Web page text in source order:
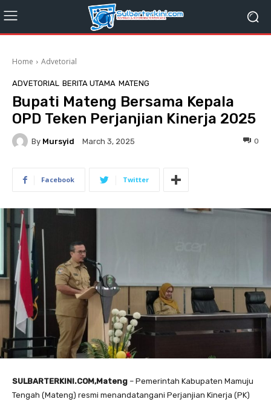
Home Advetorial
ADVETORIAL BERITA UTAMA MATENG
Bupati Mateng Bersama Kepala
OPD Teken Perjanjian Kinerja 2025
By Mursyid March 3, 2025 0
Facebook Twitter
SULBARTERKINI.COM,Mateng – Pemerintah Kabupaten Mamuju
Tengah (Mateng) resmi menandatangani Perjanjian Kinerja (PK)